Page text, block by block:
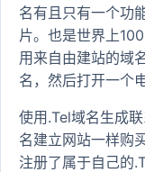
名有且只有一个功
片。也是世界上
用来自由建站的域
名，然后打开一个
使用.Tel域名生成
名建立网站一样购
注册了属于自己的